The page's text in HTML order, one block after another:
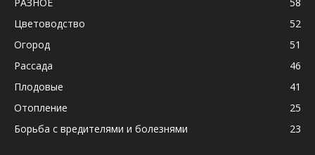
Цветоводство
52
Огород
51
Рассада
46
Плодовые
41
Отопление
25
Борьба с вредителями и болезнями
23